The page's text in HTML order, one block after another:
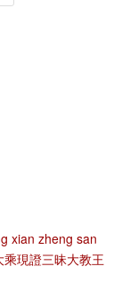
xian zheng san
現證三昧大教王